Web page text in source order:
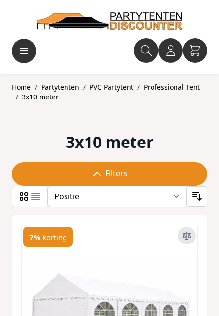
Home / Partytenten / PVC Partytent / Professional Tent
/ 3x10 meter
3x10 meter
Filters
7% korting